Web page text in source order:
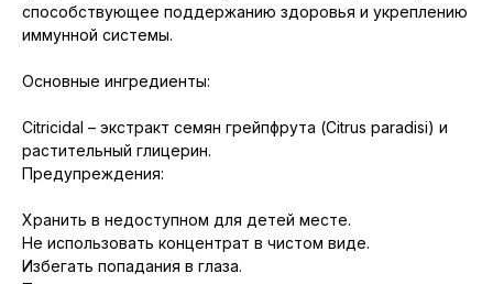
способствующее поддержанию здоровья и укреплению
иммунной системы.
Основные ингредиенты:
Citricidal – экстракт семян грейпфрута (Citrus paradisi) и
растительный глицерин.
Предупреждения:
Хранить в недоступном для детей месте.
Не использовать концентрат в чистом виде.
Избегать попадания в глаза.